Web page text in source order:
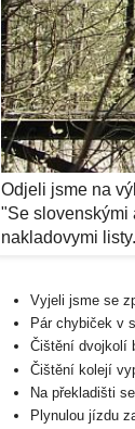
Odjeli jsme na
"Se slovenskými
nakladovymi
Vyjeli jsme se
Pár chybiček v
Čištění dvojkolí
Čištění kolejí
Na překladišti
Plynulou jízdu